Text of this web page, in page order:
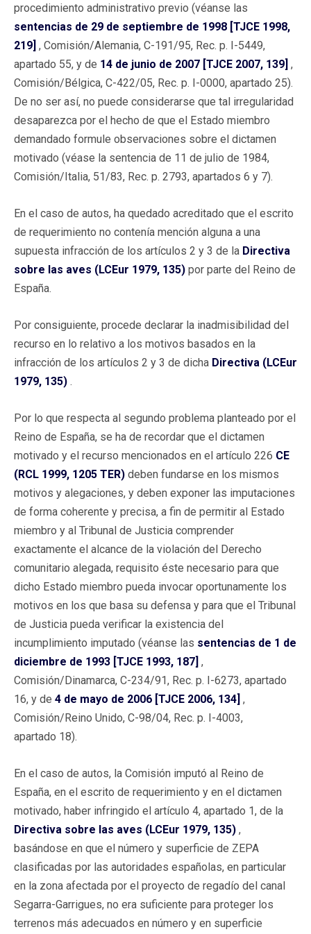
procedimiento administrativo previo (véanse las
sentencias de 29 de septiembre de 1998 [TJCE 1998,
219] , Comisión/Alemania, C-191/95, Rec. p. I-5449,
apartado 55, y de 14 de junio de 2007 [TJCE 2007, 139] ,
Comisión/Bélgica, C-422/05, Rec. p. I-0000, apartado 25).
De no ser así, no puede considerarse que tal irregularidad
desaparezca por el hecho de que el Estado miembro
demandado formule observaciones sobre el dictamen
motivado (véase la sentencia de 11 de julio de 1984,
Comisión/Italia, 51/83, Rec. p. 2793, apartados 6 y 7).
En el caso de autos, ha quedado acreditado que el escrito
de requerimiento no contenía mención alguna a una
supuesta infracción de los artículos 2 y 3 de la Directiva
sobre las aves (LCEur 1979, 135) por parte del Reino de
España.
Por consiguiente, procede declarar la inadmisibilidad del
recurso en lo relativo a los motivos basados en la
infracción de los artículos 2 y 3 de dicha Directiva (LCEur
1979, 135) .
Por lo que respecta al segundo problema planteado por el
Reino de España, se ha de recordar que el dictamen
motivado y el recurso mencionados en el artículo 226 CE
(RCL 1999, 1205 TER) deben fundarse en los mismos
motivos y alegaciones, y deben exponer las imputaciones
de forma coherente y precisa, a fin de permitir al Estado
miembro y al Tribunal de Justicia comprender
exactamente el alcance de la violación del Derecho
comunitario alegada, requisito éste necesario para que
dicho Estado miembro pueda invocar oportunamente los
motivos en los que basa su defensa y para que el Tribunal
de Justicia pueda verificar la existencia del
incumplimiento imputado (véanse las sentencias de 1 de
diciembre de 1993 [TJCE 1993, 187] ,
Comisión/Dinamarca, C-234/91, Rec. p. I-6273, apartado
16, y de 4 de mayo de 2006 [TJCE 2006, 134] ,
Comisión/Reino Unido, C-98/04, Rec. p. I-4003,
apartado 18).
En el caso de autos, la Comisión imputó al Reino de
España, en el escrito de requerimiento y en el dictamen
motivado, haber infringido el artículo 4, apartado 1, de la
Directiva sobre las aves (LCEur 1979, 135) ,
basándose en que el número y superficie de ZEPA
clasificadas por las autoridades españolas, en particular
en la zona afectada por el proyecto de regadío del canal
Segarra-Garrigues, no era suficiente para proteger los
terrenos más adecuados en número y en superficie